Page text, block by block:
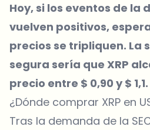
Hoy, si los eventos de la
vuelven positivos,
precios se tripliquen. La
segura sería que XRP
precio entre $ 0,90 y $ 1,1.
¿Dónde comprar XRP en
Tras la demanda de la